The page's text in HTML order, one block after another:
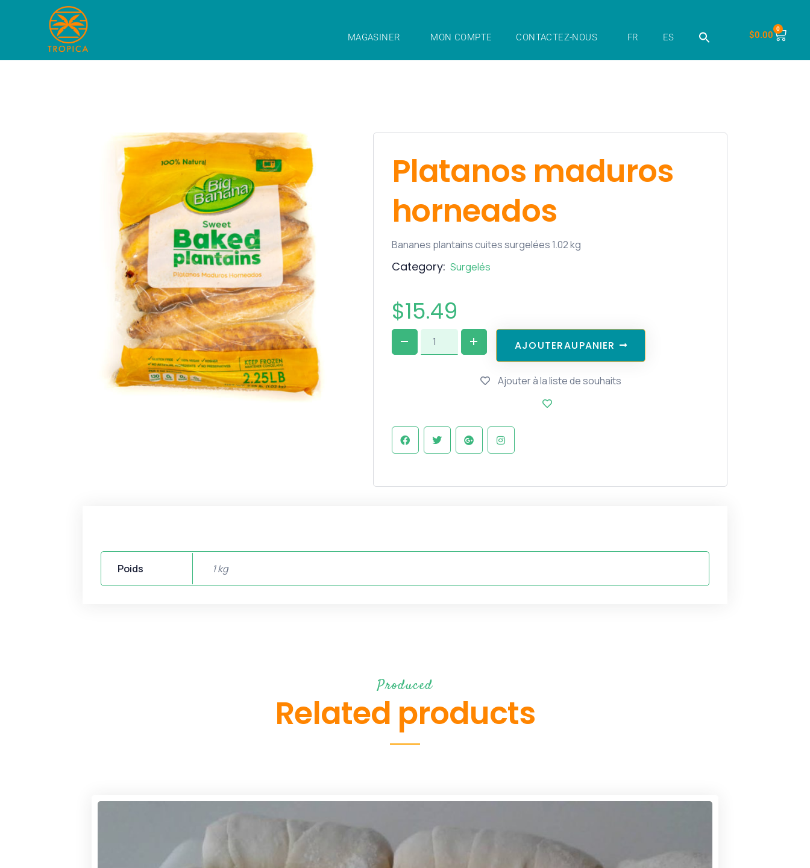
MAGASINER MON COMPTE CONTACTEZ-NOUS FR ES $0.00
0
Platanos maduros
horneados
Bananes plantains cuites surgelées 1.02 kg
Category: Surgelés
$15.49
AJOUTERAUPANIER
Ajouter à la liste de souhaits
Poids 1 kg
Produced
Related products